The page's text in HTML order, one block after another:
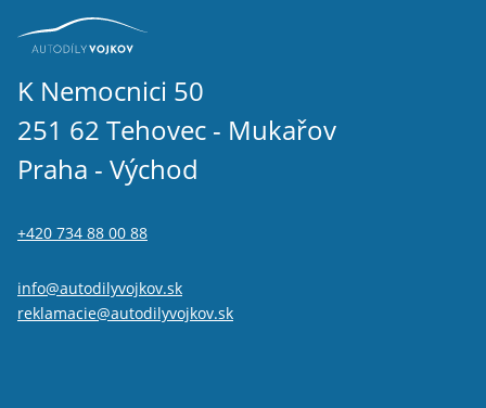
Volkswagen Tiguan II 2016-2024 2.0 TDI
Volkswagen T-roc 1.6 TDI
Volkswagen T-roc 2.0 TDI
Seat Taraco 2.0 TDi
K Nemocnici 50
251 62 Tehovec - Mukařov
Praha - Východ
+420 734 88 00 88
info@autodilyvojkov.sk
reklamacie@autodilyvojkov.sk